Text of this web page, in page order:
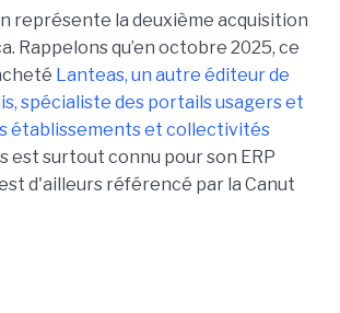
représente la deuxième acquisition
Rappelons qu’en octobre 2025, ce
Lanteas, un autre éditeur de
spécialiste des portails usagers et
établissements et collectivités
est surtout connu pour son ERP
d'ailleurs référencé par la Canut